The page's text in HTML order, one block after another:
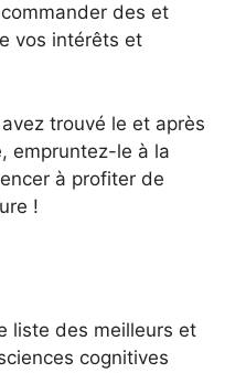
des et
vos intérêts et
trouvé le et après
empruntez-le à la
à profiter de
!
liste des meilleurs et
cognitives